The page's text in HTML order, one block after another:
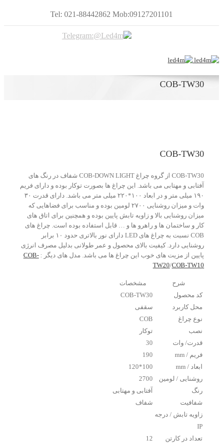
Tel: 021-88442862 Mob:09127201101
COB-TW30
COB-TW30
COB-TW30 از گروه چراغ COB-DOWN LIGHT شفاف در رنگ های
آفتابی و مهتابی می باشد. این چراغ ها بصورت توکار بوده و دارای فریم
۱۹۰ میلی متر و در ابعاد ۱۰۰*۲۲۰ میلی متر می باشد. دارای قدرت ۳۰
وات و میزان روشنایی ۲۷۰۰ لومین بوده و مناسب برای فضاهایی که
میزان روشنایی بالا و زاویه تابش پایین بوده و همچنین برای اتاق های
کار و ساختمان ها و راهرو ها و … قابل استفاده بوده است. چراغ های
COB نسبت به چراغ های LED دارای نور بالاتری حدود ۱۰ برابر
روشنایی دارد. کیفیت بالای محصول و عمر طولانی بدلیل مصرف انرژی
پایین از مزیت های خوب این چراغ ها می باشد. مدل های دیگر : COB-
TW20/COB-TW10
شرح
مشخصات
کد محصول
COB-TW30
محل کاربرد
سقفی
نوع چراغ
COB
نصب
توکار
قدرت/ وات
30
فریم / mm
190
ابعاد / mm
100*120
روشنایی / لومین
2700
رنگ
آفتابی و مهتابی
شفافیت
شفاف
زاویه تابش / درجه
IP
تعداد در کارتن
12